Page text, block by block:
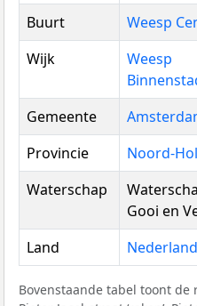
Buurt
Weesp
Wijk
Weesp
Gemeente
Provincie
Noord-
Waterschap
Gooi en
Land Nederland
Bovenstaande tabel toont